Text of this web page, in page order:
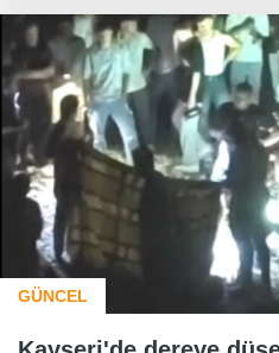
GÜNCEL